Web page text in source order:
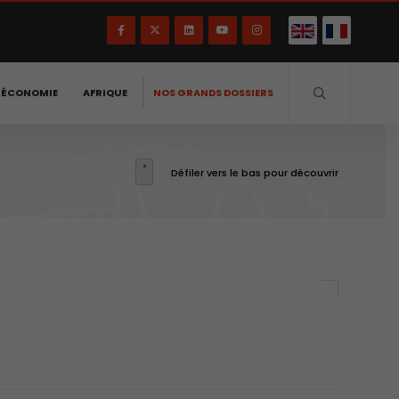
AFRIQUE NOS GRANDS DOSSIERS
Défiler vers le bas pour découvrir